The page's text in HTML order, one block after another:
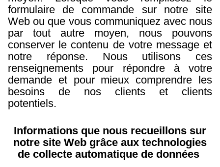
formulaire de commande sur notre site
Web ou que vous communiquez avec nous
par tout autre moyen, nous pouvons
conserver le contenu de votre message et
notre réponse. Nous utilisons ces
renseignements pour répondre à votre
demande et pour mieux comprendre les
besoins de nos clients et clients
potentiels.
Informations que nous recueillons sur
notre site Web grâce aux technologies
de collecte automatique de données